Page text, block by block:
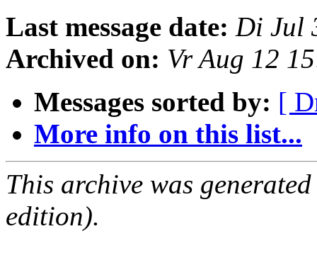
Last message date: Di Jul
Archived on: Vr Aug 12
Messages sorted by: [
More info on this list...
This archive was
edition).